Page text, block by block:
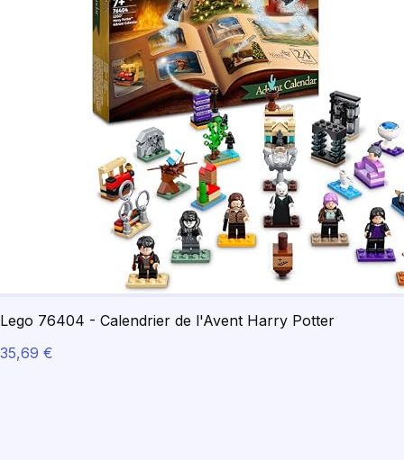
Lego 76404 - Calendrier de l'Avent Harry Potter
35,69 €